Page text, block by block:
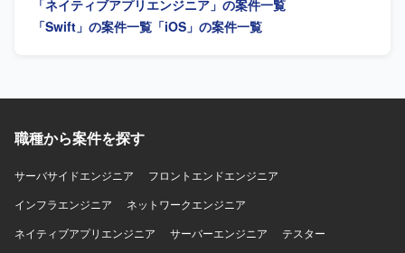
Android Architecture ComponentsやMVVMなどのアーキテ
クチャを活用し、XcodeおよびAndroid Studio上で開発を進
よる構成管理、CrashlyticsやCloud Monitoringなどのモニタ
AutifyによるQA自動化、ClaudeやGitHub CopilotなどのAIツ
ール群、GitHub・Slack・Notion・Figmaを組み合わせたモ
ダンな開発環境で、アジャイル開発を実践しています。
高いアプリケーション開発に主体的に取り組み、関係者と
連携しながら開発を推進できる方を求めています。 【ポジ
Go、GCP、GitHub Actions、Cloud Build、Terraform、
Gemini、GitHub Copilotを使用します。開発手法はアジャイ
ルです。
「ネイティブアプリエンジニア」の案件一覧
「Swift」の案件一覧 「iOS」の案件一覧
職種から案件を探す
サーバサイドエンジニア
フロントエンドエンジニア
インフラエンジニア
ネットワークエンジニア
ネイティブアプリエンジニア
サーバーエンジニア
テスター